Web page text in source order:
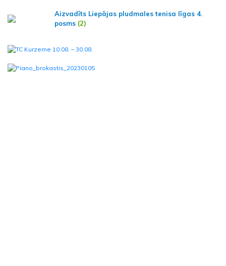
Aizvadīts Liepājas pludmales tenisa līgas 4.
posms (2)